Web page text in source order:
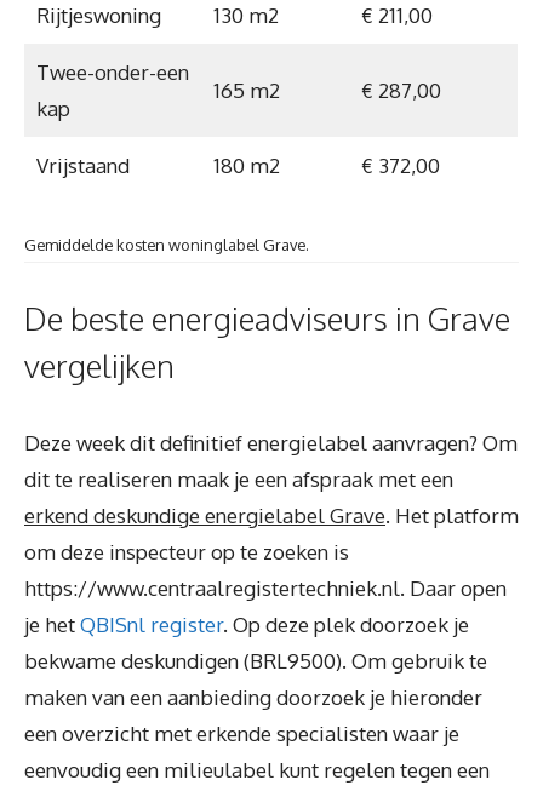
Rijtjeswoning 130 m2 € 211,00
Twee-onder-een
kap
165 m2 € 287,00
Vrijstaand 180 m2 € 372,00
Gemiddelde kosten woninglabel Grave.
De beste energieadviseurs in Grave
vergelijken
Deze week dit definitief energielabel aanvragen? Om
dit te realiseren maak je een afspraak met een
erkend deskundige energielabel Grave. Het platform
om deze inspecteur op te zoeken is
https://www.centraalregistertechniek.nl. Daar open
je hetQBISnl register. Op deze plek doorzoek je
bekwame deskundigen (BRL9500). Om gebruik te
maken van een aanbieding doorzoek je hieronder
een overzicht met erkende specialisten waar je
eenvoudig een milieulabel kunt regelen tegen een